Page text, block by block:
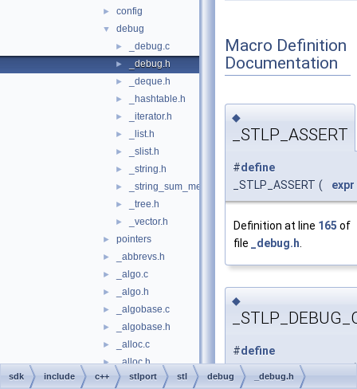
► config
▼ debug
► _debug.c
► _debug.h
► _deque.h
► _hashtable.h
► _iterator.h
► _list.h
► _slist.h
► _string.h
► _string_sum_methods.h
► _tree.h
► _vector.h
► pointers
► _abbrevs.h
► _algo.c
► _algo.h
► _algobase.c
► _algobase.h
► _alloc.c
► _alloc.h
► _auto_ptr.h
Macro Definition
Documentation
◆
_STLP_ASSERT
#define
_STLP_ASSERT ( expr
Definition at line 165 of
file
_debug.h
◆
#define
_STLP_DEBUG_CHECK (
sdk include c++ stlport stl debug _debug.h